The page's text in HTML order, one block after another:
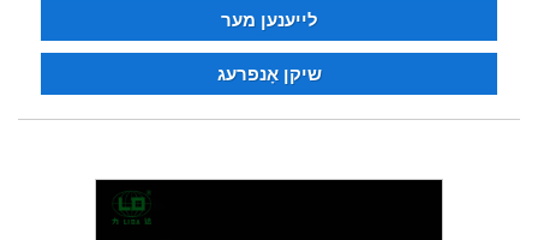
פיין-דעניער ינדאַסטריאַל יאַרן, פלאַם-ריטאַרדאַנט און ריסייקאַלד
ויסריכט, גאַנץ טעסטינג ויסריכט, סטאַביל פּראָדוקט קוואַליטעט,
גוט שעם, און האט די רעכט צו אַרייַנפיר און אַרויספירן. האָפענונג
לייענען מער
שיקן אָנפרעג